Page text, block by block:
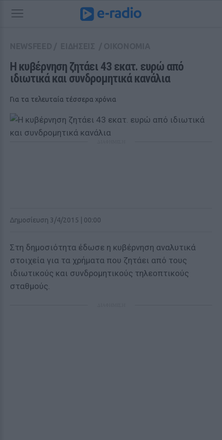
Η κυβέρνηση ζητάει 43 εκατ. ευρώ από
ιδιωτικά και συνδρομητικά κανάλια
Για τα τελευταία τέσσερα χρόνια
Δημοσίευση 3/4/2015 | 00:00
Στη δημοσιότητα έδωσε η κυβέρνηση αναλυτικά
στοιχεία για τα χρήματα που ζητάει από τους
ιδιωτικούς και συνδρομητικούς τηλεοπτικούς
σταθμούς.